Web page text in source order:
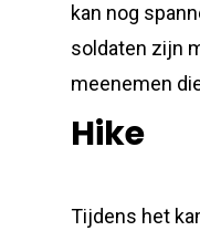
kan nog
soldaten zijn
meenemen
Hike
Tijdens het